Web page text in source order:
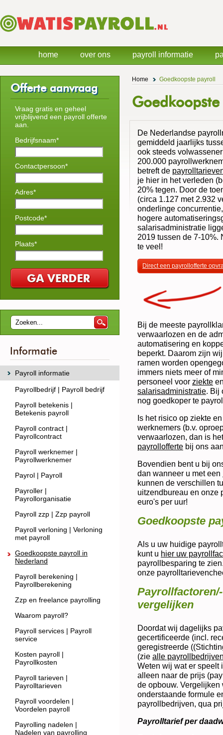
Home Goedkoopste payroll
De Nederlandse
gemiddeld jaarlijks
ook steeds
200.000
betreft de
je hier in het verleden
20% tegen. Door de
(circa 1.127 met 2.932
onderlinge
hogere
salarisadministratie
2019 tussen de 7-10%.
te veel!
Direct een payrollofferte
Bij de meeste
verwaarlozen en de
automatisering en
beperkt. Daarom zijn
ramen worden
immers niets meer of
personeel voor ziekte
salarisadministratie. Bij
nog goedkoper te
Is het risico op ziekte
werknemers (b.v.
verwaarlozen, dan is
payrollofferte bij ons
Bovendien bent u bij
dan wanneer u met een
kunnen de verschillen
uitzendbureau en onze
euro's per uur!
Goedkoopste
Als u uw huidige
kunt u hier uw
payrollbesparing te
onze
vergelijken
Doordat wij dagelijks
gecertificeerde (incl.
geregistreerde
(zie alle
Weten wij wat er speelt
alleen naar de prijs
de opbouw.
onderstaande formule
payrollbedrijven, qua
Payrolltarief per
Offerte aanvraag
Vraag gratis en geheel
vrijblijvend een payroll offerte
aan.
Bedrijfsnaam*
Contactpersoon*
Adres*
Postcode*
Plaats*
Informatie
Payroll informatie
Payrollbedrijf | Payroll bedrijf
Payroll betekenis |
Betekenis payroll
Payroll contract |
Payrollcontract
Payroll werknemer |
Payrollwerknemer
Payrol | Payroll
Payroller |
Payrollorganisatie
Payroll zzp | Zzp payroll
Payroll verloning | Verloning
met payroll
Goedkoopste payroll in
Nederland
Payroll berekening |
Payrollberekening
Zzp en freelance payrolling
Waarom payroll?
Payroll services | Payroll
service
Kosten payroll |
Payrollkosten
Payroll tarieven |
Payrolltarieven
Payroll voordelen |
Voordelen payroll
Payrolling nadelen |
Nadelen van payrolling
home over ons payroll informatie